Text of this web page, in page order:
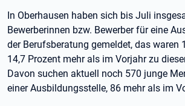
In Oberhausen haben sich bis Juli
Bewerberinnen bzw. Bewerber für eine
der Berufsberatung gemeldet, das waren
14,7 Prozent mehr als im Vorjahr zu
Davon suchen aktuell noch 570 junge
einer Ausbildungsstelle, 86 mehr als im